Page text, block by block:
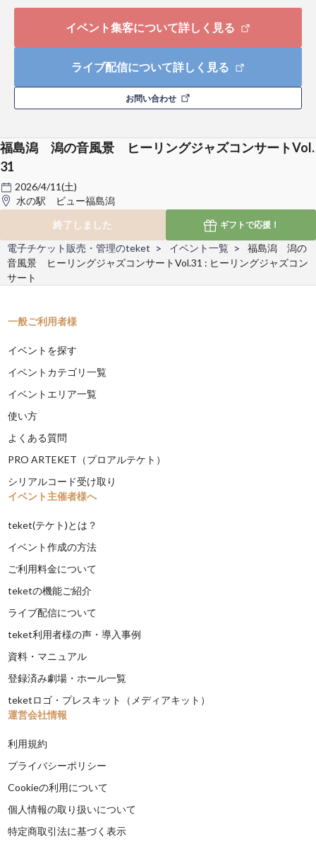
イベント集客について詳しく見る
ライブ配信について詳しく見る
お問い合わせ
福島潟 潟の音風景 ヒーリングジャズコンサートVol.
31
2026/4/11(土)
水の駅 ビュー福島潟
終了しました
ギフトで応援！
電子チケット販売・管理のteket イベント一覧
福島潟 潟の
音風景 ヒーリングジャズコンサートVol.31 : ヒーリングジャズコン
サート
一般ご利用者様
イベントを探す
イベントカテゴリ一覧
イベントエリア一覧
使い方
よくある質問
PRO ARTEKET（プロアルテケト）
シリアルコード受け取り
イベント主催者様へ
teket(テケト)とは？
イベント作成の方法
ご利用料金について
teketの機能ご紹介
ライブ配信について
teket利用者様の声・導入事例
資料・マニュアル
登録済み劇場・ホール一覧
teketロゴ・プレスキット（メディアキット）
運営会社情報
利用規約
プライバシーポリシー
Cookieの利用について
個人情報の取り扱いについて
特定商取引法に基づく表示